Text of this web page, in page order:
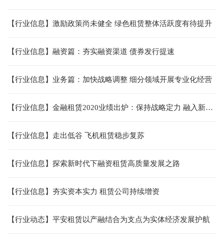
【行业信息】激励政策尚未健全 绿色租赁整体活跃度有待提升
【行业信息】融资篇：夯实融资渠道 债券发行提速
【行业信息】业务篇：加快战略调整 细分领域开展专业化经营
【行业信息】金融租赁2020业绩出炉：保持战略定力 融入新发展格局
【行业信息】走出低谷 飞机租赁稳步复苏
【行业信息】探索新时代下融资租赁高质量发展之路
【行业信息】夯实资本实力 租赁公司持续增资
【行业动态】平安租赁以产融结合为支点为实体经济发展护航